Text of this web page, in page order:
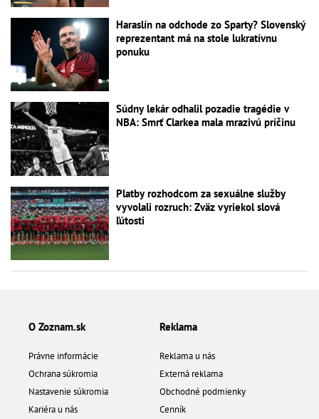
Haraslín na odchode zo Sparty? Slovenský
reprezentant má na stole lukratívnu
ponuku
Súdny lekár odhalil pozadie tragédie v
NBA: Smrť Clarkea mala mrazivú príčinu
Platby rozhodcom za sexuálne služby
vyvolali rozruch: Zväz vyriekol slová
ľútosti
O Zoznam.sk
Právne informácie
Ochrana súkromia
Nastavenie súkromia
Kariéra u nás
Reklama
Reklama u nás
Externá reklama
Obchodné podmienky
Cenník